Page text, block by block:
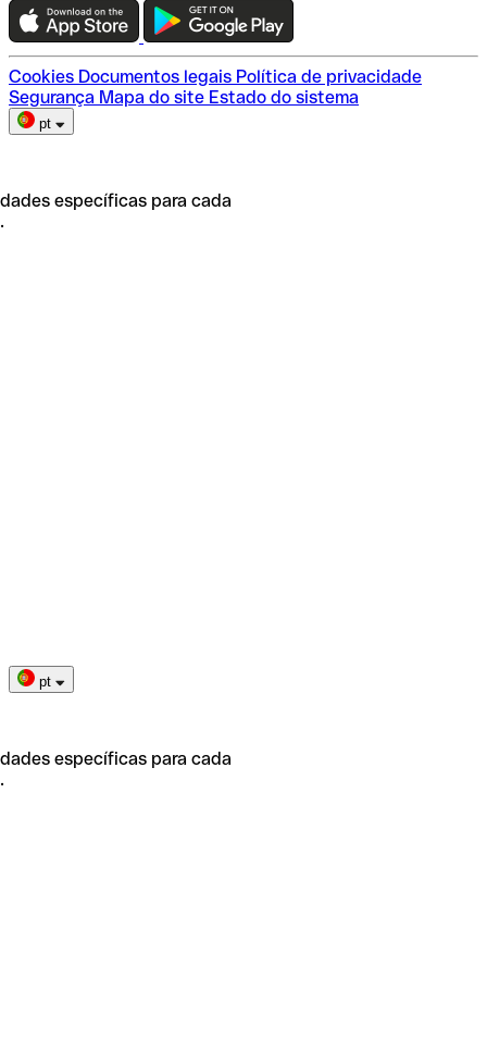
Escolha do plano
Cookies Documentos legais Política de privacidade
Segurança Mapa do site Estado do sistema
pt
específicas para cada
pt
específicas para cada